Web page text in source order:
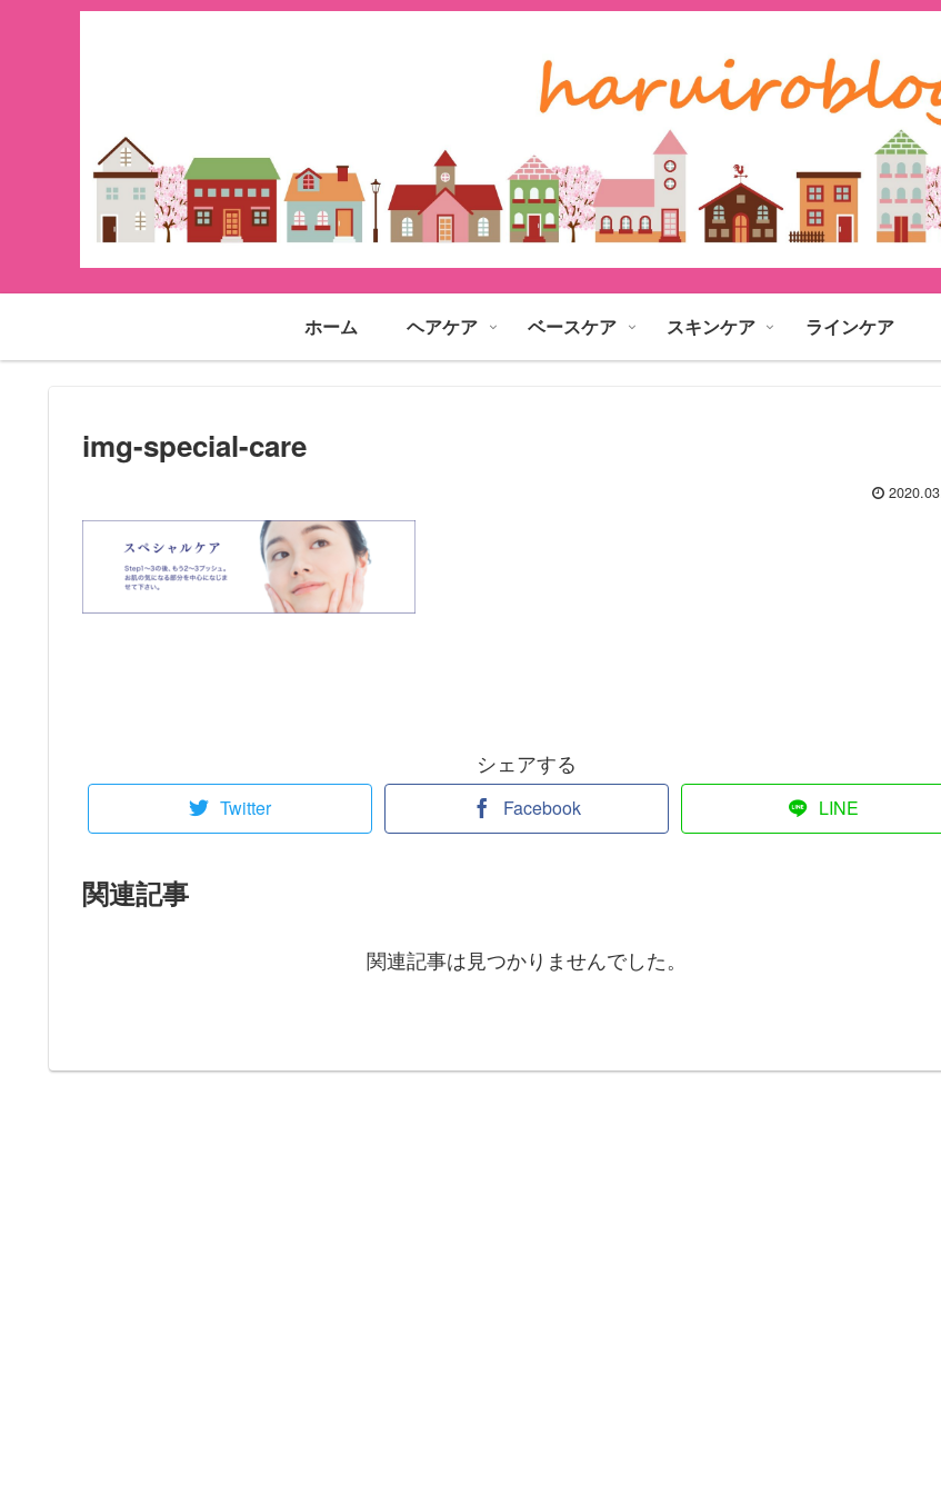
ホーム ヘアケア ベースケア スキンケア ラインケア
img-special-care
シェアする
Twitter Facebook LINE
関連記事
関連記事は見つかりませんでした。